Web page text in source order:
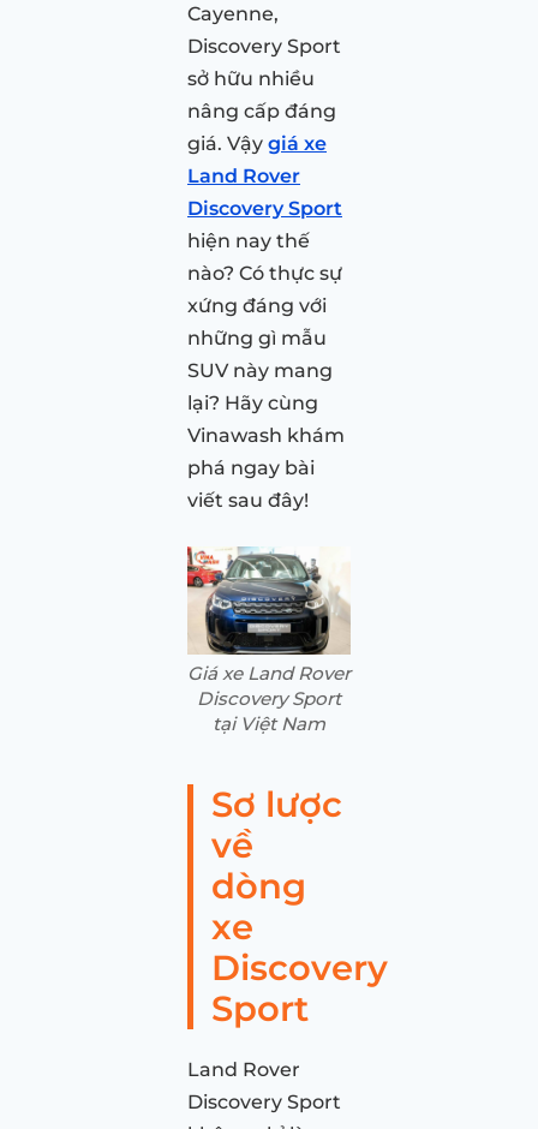
Cayenne,
Discovery Sport
sở hữu nhiều
nâng cấp đáng
giá. Vậy giá xe
Land Rover
Discovery Sport
hiện nay thế
nào? Có thực sự
xứng đáng với
những gì mẫu
SUV này mang
lại? Hãy cùng
Vinawash khám
phá ngay bài
viết sau đây!
Giá xe Land Rover
Discovery Sport
tại Việt Nam
Sơ lược
về
dòng
xe
Discovery
Sport
Land Rover
Discovery Sport